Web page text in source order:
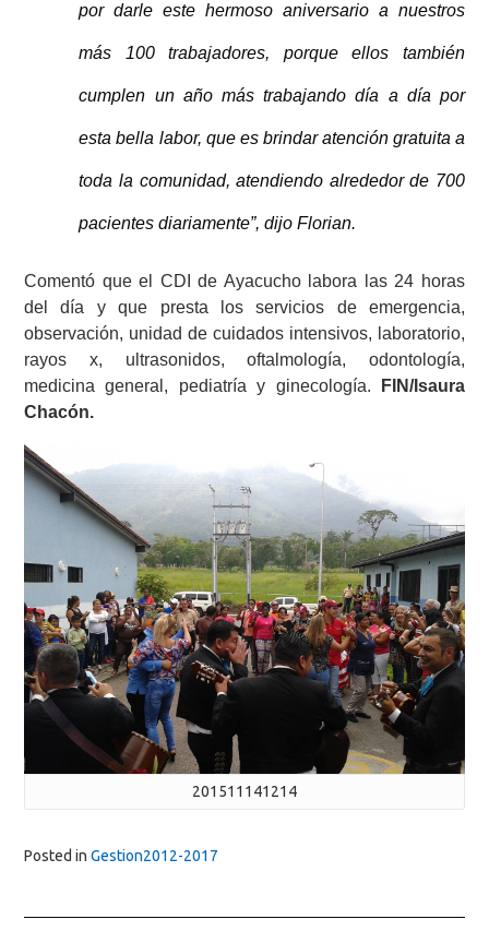
por darle este hermoso aniversario a nuestros
más 100 trabajadores, porque ellos también
cumplen un año más trabajando día a día por
esta bella labor, que es brindar atención gratuita a
toda la comunidad, atendiendo alrededor de 700
pacientes diariamente”, dijo Florian.
Comentó que el CDI de Ayacucho labora las 24 horas
del día y que presta los servicios de emergencia,
observación, unidad de cuidados intensivos, laboratorio,
rayos x, ultrasonidos, oftalmología, odontología,
medicina general, pediatría y ginecología. FIN/Isaura
Chacón.
201511141214
Posted in Gestion2012-2017